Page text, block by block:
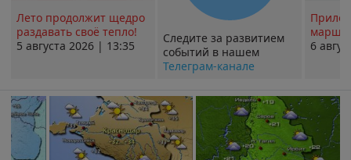
Лето продолжит щедро
раздавать своё тепло!
5 августа 2026 | 13:35
Следите за развитием
событий в нашем
Телеграм-канале
6